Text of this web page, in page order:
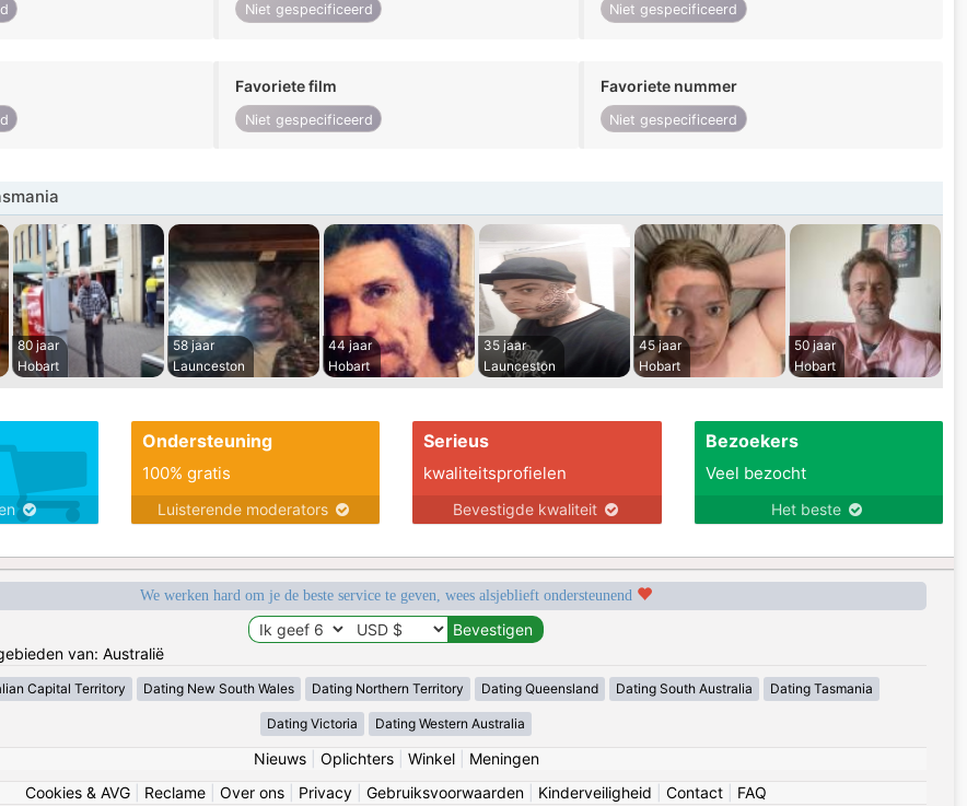
Niet gespecificeerd Niet gespecificeerd
Favoriete film
Niet gespecificeerd
Favoriete nummer
Niet gespecificeerd
80 jaar
Hobart
58 jaar
Launceston
44 jaar
Hobart
35 jaar
Launceston
45 jaar
Hobart
50 jaar
Hobart
Ondersteuning
100% gratis
Luisterende moderators
Serieus
kwaliteitsprofielen
Bevestigde kwaliteit
Bezoekers
Veel bezocht
Het beste
We werken hard om je de beste service te geven, wees alsjeblieft ondersteunend
van: Australië
Capital Territory Dating New South Wales Dating Northern Territory Dating Queensland Dating South Australia Dating Tasmania
Dating Victoria Dating Western Australia
Nieuws| Oplichters| Winkel| Meningen
Cookies & AVG
Reclame Over ons Privacy Gebruiksvoorwaarden Kinderveiligheid Contact FAQ